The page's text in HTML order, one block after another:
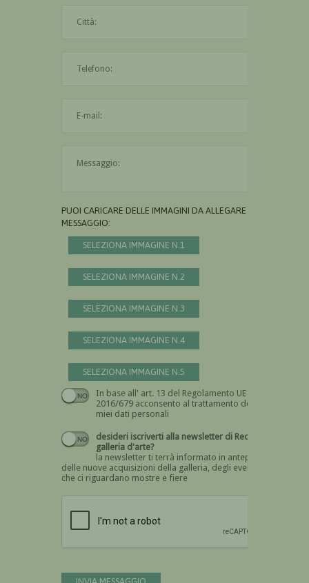
PUOI CARICARE DELLE IMMAGINI DA ALLEGARE AL
MESSAGGIO:
SELEZIONA IMMAGINE N.1
SELEZIONA IMMAGINE N.2
SELEZIONA IMMAGINE N.3
SELEZIONA IMMAGINE N.4
SELEZIONA IMMAGINE N.5
In base all' art. 13 del Regolamento UE n.
2016/679 acconsento al trattamento dei
miei dati personali
Devi dare il consenso
desideri iscriverti alla newsletter di Recta
galleria d'arte?
la newsletter ti terrà informato in anteprima
delle nuove acquisizioni della galleria, degli eventi
che ci riguardano mostre e fiere